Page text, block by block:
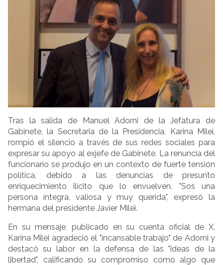
Tras la salida de Manuel Adorni de la Jefatura de
Gabinete, la Secretaria de la Presidencia, Karina Milei,
rompió el silencio a través de sus redes sociales para
expresar su apoyo al exjefe de Gabinete. La renuncia del
funcionario se produjo en un contexto de fuerte tensión
política, debido a las denuncias de presunto
enriquecimiento ilícito que lo envuelven. "Sos una
persona íntegra, valiosa y muy querida", expresó la
hermana del presidente Javier Milei.
En su mensaje, publicado en su cuenta oficial de X,
Karina Milei agradeció el "incansable trabajo" de Adorni y
destacó su labor en la defensa de las "ideas de la
libertad", calificando su compromiso como algo que